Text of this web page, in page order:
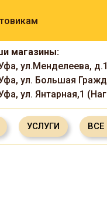
магазины:
ул.Менделеева,
ул. Большая
ул. Янтарная,1
УСЛУГИ